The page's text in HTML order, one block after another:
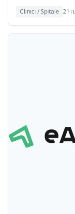
Clinici / Spitale 21